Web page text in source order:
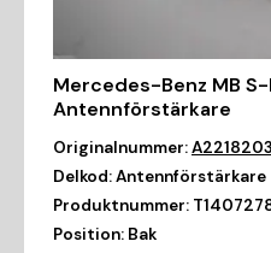
Mercedes-Benz MB
Antennförstärkare
Originalnummer:
Delkod:Antennförstärkare
Produktnummer:
Position: Bak